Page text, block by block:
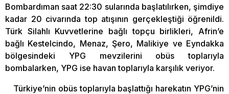
Bombardıman saat 22:30 sularında başlatılırken, şimdiye
kadar 20 civarında top atışının gerçekleştiği öğrenildi.
Türk Silahlı Kuvvetlerine bağlı topçu birlikleri, Afrin’e
bağlı Kestelcindo, Menaz, Şero, Malikiye ve Eyndakka
bölgesindeki YPG mevzilerini obüs toplarıyla
bombalarken, YPG ise havan toplarıyla karşılık veriyor.
Türkiye’nin obüs toplarıyla başlattığı harekatın YPG’nin